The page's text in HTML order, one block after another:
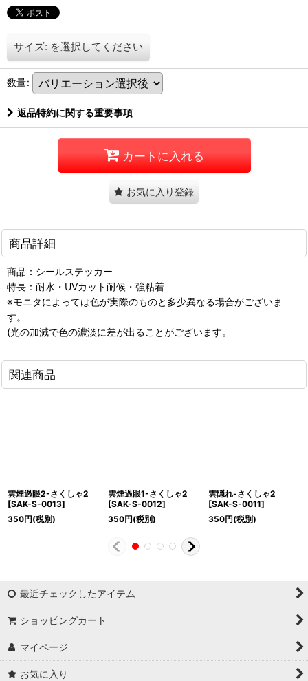
サイズ: を選択してください
数量:
返品特約に関する重要事項
カートに入れる
お気に入り登録
商品詳細
商品：シールステッカー
特長：耐水・UVカット耐候・強粘着
※モニタによっては色が実際のものと多少異なる場合がございま
す。
(光の加減で色の濃淡に差が出ることがございます。
関連商品
雲煙過眼2-さくしゃ2
[SAK-S-0013]
350円(税別)
雲煙過眼1-さくしゃ2
[SAK-S-0012]
350円(税別)
雲隠れ-さくしゃ2
[SAK-S-0011]
350円(税別)
最近チェックしたアイテム
ショッピングカート
マイページ
お気に入り